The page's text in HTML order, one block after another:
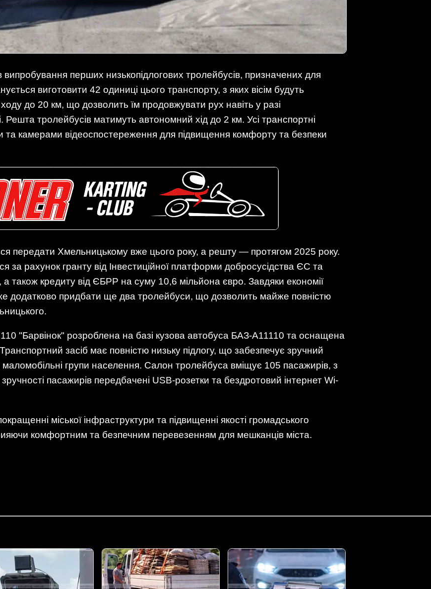
випробування перших низькопідлогових тролейбусів, призначених для
виготовити 42 одиниці цього транспорту, з яких вісім будуть
до 20 км, що дозволить їм продовжувати рух навіть у разі
Решта тролейбусів матимуть автономний хід до 2 км. Усі транспортні
та камерами відеоспостереження для підвищення комфорту та безпеки
передати Хмельницькому вже цього року, а решту — протягом 2025 року.
за рахунок гранту від Інвестиційної платформи добросусідства ЄС та
також кредиту від ЄБРР на суму 10,6 мільйона євро. Завдяки економії
додатково придбати ще два тролейбуси, що дозволить майже повністю
"Барвінок" розроблена на базі кузова автобуса БАЗ-А11110 та оснащена
засіб має повністю низьку підлогу, що забезпечує зручний
групи населення. Салон тролейбуса вміщує 105 пасажирів, з
пасажирів передбачені USB-розетки та бездротовий інтернет Wi-
міської інфраструктури та підвищенні якості громадського
комфортним та безпечним перевезенням для мешканців міста.